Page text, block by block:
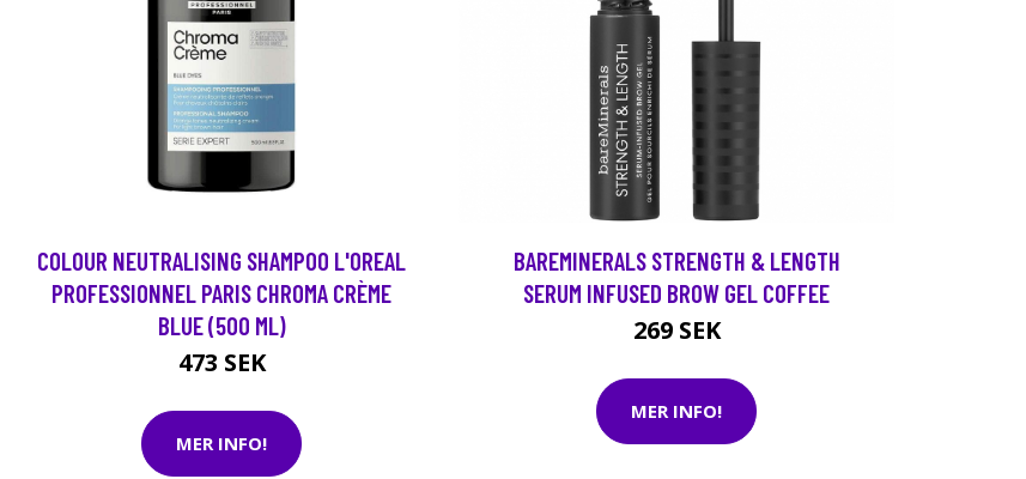
COLOUR NEUTRALISING SHAMPOO L'OREAL
PROFESSIONNEL PARIS CHROMA CRÈME
BLUE (500 ML)
473 SEK
MER INFO!
BAREMINERALS STRENGTH & LENGTH
SERUM INFUSED BROW GEL COFFEE
269 SEK
MER INFO!